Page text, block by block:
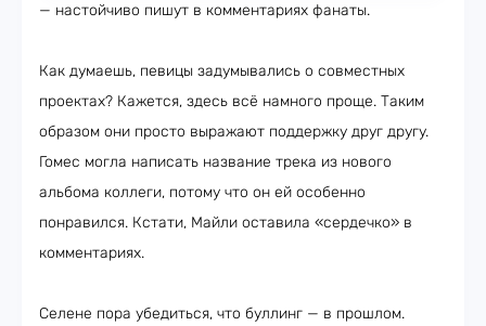
— настойчиво пишут в комментариях фанаты.
Как думаешь, певицы задумывались о совместных
проектах? Кажется, здесь всё намного проще. Таким
образом они просто выражают поддержку друг другу.
Гомес могла написать название трека из нового
альбома коллеги, потому что он ей особенно
понравился. Кстати, Майли оставила «сердечко» в
комментариях.
Селене пора убедиться, что буллинг — в прошлом.